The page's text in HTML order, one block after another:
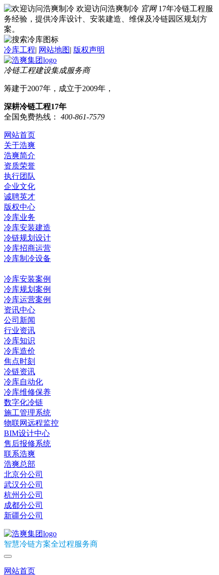
欢迎访问浩爽制冷 官网 17年冷链工程服
务经验，提供冷库设计、安装建造、维保及冷链园区规划方
案。
冷库工程| 网站地图| 版权声明
冷链工程建设集成服务商
筹建于2007年，成立于2009年，
深耕冷链工程17年
全国免费热线：
400-861-7579
网站首页
关于浩爽
浩爽简介
资质荣誉
执行团队
企业文化
诚聘英才
版权中心
冷库业务
冷库安装建造
冷链规划设计
冷库招商运营
冷库制冷设备
冷库安装案例
冷库规划案例
冷库运营案例
资讯中心
公司新闻
行业资讯
冷库知识
冷库造价
焦点时刻
冷链资讯
冷库自动化
冷库维修保养
数字化冷链
施工管理系统
物联网远程监控
BIM设计中心
售后报修系统
联系浩爽
浩爽总部
北京分公司
武汉分公司
杭州分公司
成都分公司
新疆分公司
智慧冷链方案全过程服务商
网站首页